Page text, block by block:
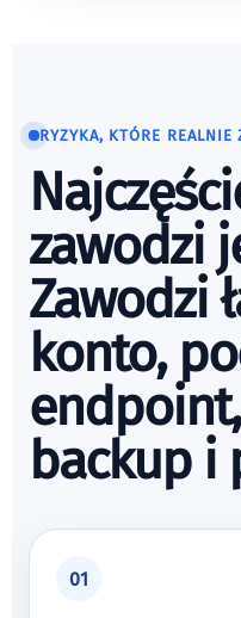
RYZYKA, KTÓRE REALNIE
zawodzi
Zawodzi
konto,
backup i
01